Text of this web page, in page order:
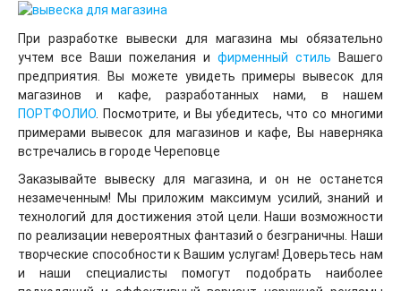
При разработке вывески для магазина мы обязательно
учтем все Ваши пожелания и фирменный стиль Вашего
предприятия. Вы можете увидеть примеры вывесок для
магазинов и кафе, разработанных нами, в нашем
ПОРТФОЛИО . Посмотрите, и Вы убедитесь, что со многими
примерами вывесок для магазинов и кафе, Вы наверняка
встречались в городе Череповце
Заказывайте вывеску для магазина, и он не останется
незамеченным! Мы приложим максимум усилий, знаний и
технологий для достижения этой цели. Наши возможности
по реализации невероятных фантазий о безграничны. Наши
творческие способности к Вашим услугам! Доверьтесь нам
и наши специалисты помогут подобрать наиболее